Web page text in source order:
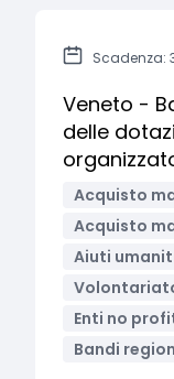
Scadenza:
Veneto -
delle
Acquisto
Acquisto
Aiuti
Enti no
Bandi